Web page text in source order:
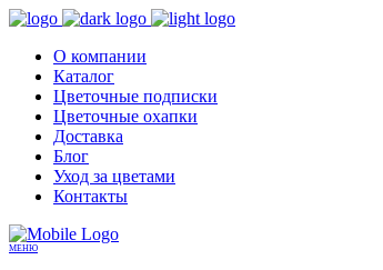
О компании
Каталог
Цветочные подписки
Цветочные охапки
Доставка
Блог
Уход за цветами
Контакты
МЕНЮ